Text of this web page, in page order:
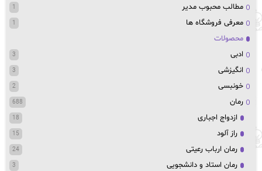
مطالب محبوب مدیر 1
معرفی فروشگاه ها 1
محصولات
ادبی
3
انگیزشی 3
خونبسی 2
رمان 688
ازدواج اجباری 18
راز آلود 15
رمان ارباب رعیتی 24
رمان استاد و دانشجویی 3